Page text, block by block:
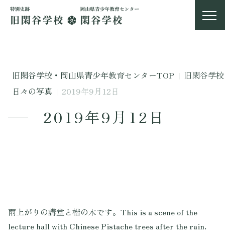
旧閑谷学校・岡山県青少年教育センターTOP | 旧閑谷学校
日々の写真 | 2019年9月12日
2019年9月12日
雨上がりの講堂と楷の木です。This is a scene of the
lecture hall with Chinese Pistache trees after the rain.